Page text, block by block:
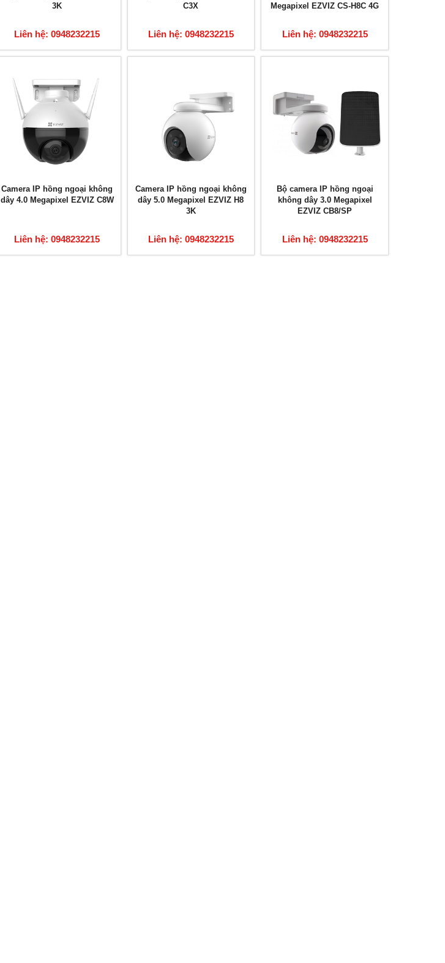
3K
Liên hệ: 0948232215
C3X
Liên hệ: 0948232215
Megapixel EZVIZ CS-H8C 4G
Liên hệ: 0948232215
Camera IP hồng ngoại không
dây 4.0 Megapixel EZVIZ C8W
Liên hệ: 0948232215
Camera IP hồng ngoại không
dây 5.0 Megapixel EZVIZ H8
3K
Liên hệ: 0948232215
Bộ camera IP hồng ngoại
không dây 3.0 Megapixel
EZVIZ CB8/SP
Liên hệ: 0948232215